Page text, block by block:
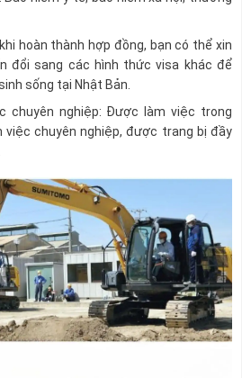
hoàn thành hợp đồng, bạn có thể xin
đổi sang các hình thức visa khác để
sống tại Nhật Bản.
chuyên nghiệp: Được làm việc trong
chuyên nghiệp, được trang bị đầy